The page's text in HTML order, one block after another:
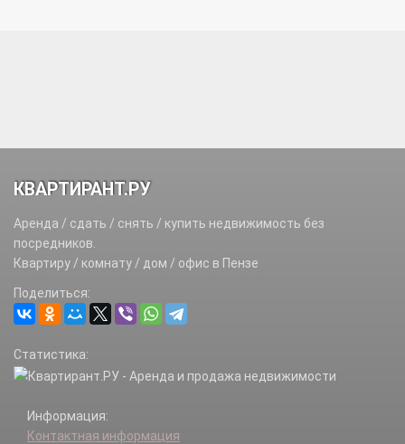
КВАРТИРАНТ.РУ
Аренда / сдать / снять / купить недвижимость без
посредников.
Квартиру / комнату / дом / офис в Пензе
Поделиться:
Статистика:
Информация:
Контактная информация